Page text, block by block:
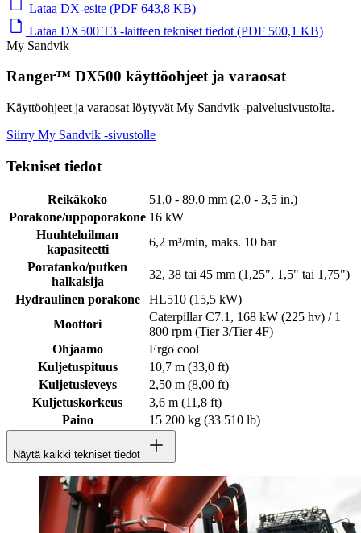
Lataa DX-esite (PDF 643,8 KB)
Lataa DX500 T3 ‑laitteen tekniset tiedot (PDF 500,1 KB)
My Sandvik
Ranger™ DX500 käyttöohjeet ja varaosat
Käyttöohjeet ja varaosat löytyvät My Sandvik -palvelusivustolta.
Siirry My Sandvik -sivustolle
Tekniset tiedot
Reikäkoko
51,0 - 89,0 mm (2,0 - 3,5 in.)
Porakone/uppoporakone 16 kW
Huuhteluilman
kapasiteetti
6,2 m³/min, maks. 10 bar
Poratanko/putken
halkaisija
32, 38 tai 45 mm (1,25", 1,5" tai 1,75")
Hydraulinen porakone
HL510 (15,5 kW)
Moottori
Caterpillar C7.1, 168 kW (225 hv) / 1
800 rpm (Tier 3/Tier 4F)
Ohjaamo
Ergo cool
Kuljetuspituus
10,7 m (33,0 ft)
Kuljetusleveys
2,50 m (8,00 ft)
Kuljetuskorkeus
3,6 m (11,8 ft)
Paino
15 200 kg (33 510 lb)
Näytä kaikki tekniset tiedot